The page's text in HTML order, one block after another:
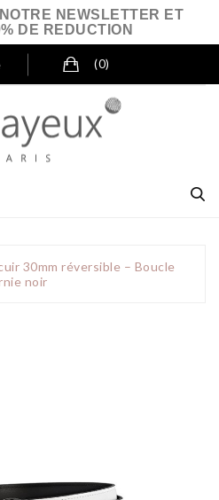
NEWSLETTER ET
DE REDUCTION
(0)
30mm réversible – Boucle
noir